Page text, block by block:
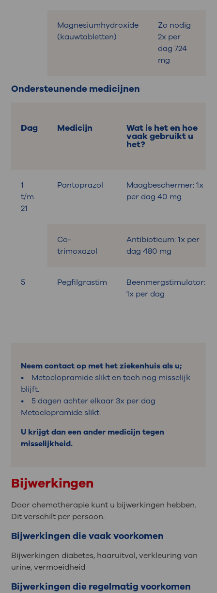
Magnesiumhydroxide
(kauwtabletten)
Zo nodig
2x per
dag 724
mg
Ondersteunende medicijnen
Dag Medicijn Wat is het en hoe
vaak gebruikt u
het?
1
t/m
21
Pantoprazol
Maagbeschermer: 1x
per dag 40 mg
Co-
trimoxazol
Antibioticum: 1x per
dag 480 mg
5 Pegfilgrastim
Beenmergstimulator:
1x per dag
Neem contact op met het ziekenhuis als u;
• Metoclopramide slikt en toch nog misselijk
blijft.
• 5 dagen achter elkaar 3x per dag
Metoclopramide slikt.
U krijgt dan een ander medicijn tegen
misselijkheid.
Bijwerkingen
Door chemotherapie kunt u bijwerkingen hebben.
Dit verschilt per persoon.
Bijwerkingen die vaak voorkomen
Bijwerkingen diabetes, haaruitval, verkleuring van
urine, vermoeidheid
Bijwerkingen die regelmatig voorkomen